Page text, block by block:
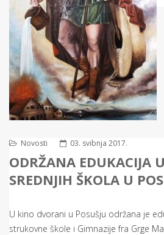
Novosti 03. svibnja 2017.
ODRŽANA EDUKACIJA
SREDNJIH ŠKOLA U
U kino dvorani u Posušju održana je
strukovne škole i Gimnazije fra Grge